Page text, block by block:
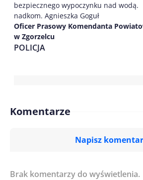
bezpiecznego wypoczynku nad wodą.
nadkom. Agnieszka Goguł
Oficer Prasowy Komendanta
w Zgorzelcu
POLICJA
Komentarze
Napisz
Imię/ Nick*
Brak komentarzy do wyświetlenia.